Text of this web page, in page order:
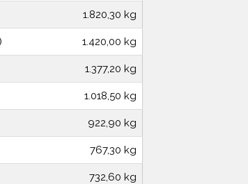
1.820,30 kg
1.420,00 kg
1.377,20 kg
1.018,50 kg
922,90 kg
767,30 kg
732,60 kg